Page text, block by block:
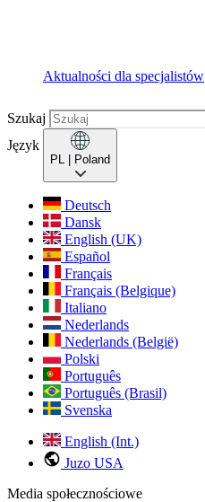
Aktualności dla specjalistów
Szukaj
Język
PL | Poland
Deutsch
Dansk
English (UK)
Español
Français
Français (Belgique)
Italiano
Nederlands
Nederlands (België)
Polski
Português
Português (Brasil)
Svenska
English (Int.)
Juzo USA
Media społecznościowe